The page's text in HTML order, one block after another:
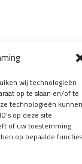
wij technologieën
op te slaan en/of te
technologieën kunnen
op deze site
of uw toestemming
op bepaalde functies
Cleaning betekent
Doelgerichte